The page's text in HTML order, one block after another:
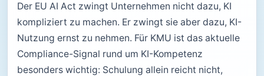
Der EU AI Act zwingt Unternehmen nicht dazu, KI
kompliziert zu machen. Er zwingt sie aber dazu, KI-
Nutzung ernst zu nehmen. Für KMU ist das aktuelle
Compliance-Signal rund um KI-Kompetenz
besonders wichtig: Schulung allein reicht nicht,